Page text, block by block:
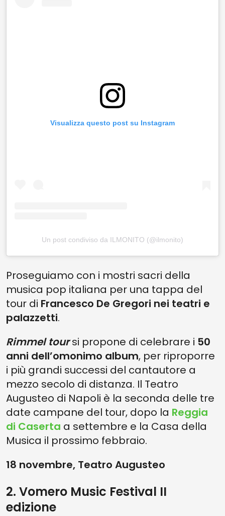
Visualizza questo post su Instagram
Un post condiviso da ILMONITO (@ilmonito)
Proseguiamo con i mostri sacri della
musica pop italiana per una tappa del
tour di Francesco De Gregori nei teatri e
palazzetti.
Rimmel tour si propone di celebrare i 50
anni dell’omonimo album, per riproporre
i più grandi successi del cantautore a
mezzo secolo di distanza. Il Teatro
Augusteo di Napoli è la seconda delle tre
date campane del tour, dopo la Reggia
di Caserta a settembre e la Casa della
Musica il prossimo febbraio.
18 novembre, Teatro Augusteo
2. Vomero Music Festival II
edizione